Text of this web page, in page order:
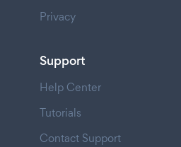
Privacy
Support
Help Center
Tutorials
Contact Support